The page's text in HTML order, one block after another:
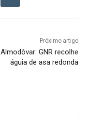
Próximo artigo
Almodôvar: GNR recolhe
águia de asa redonda